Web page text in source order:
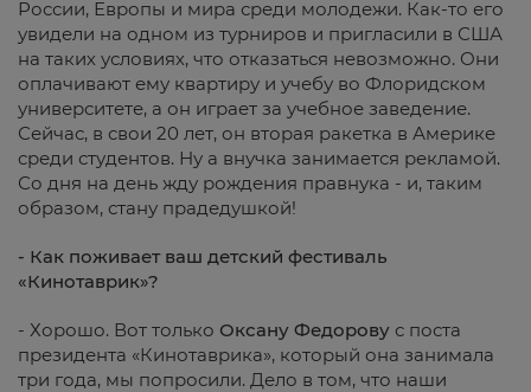
России, Европы и мира среди молодежи. Как-то его
увидели на одном из турниров и пригласили в США
на таких условиях, что отказаться невозможно. Они
оплачивают ему квартиру и учебу во Флоридском
университете, а он играет за учебное заведение.
Сейчас, в свои 20 лет, он вторая ракетка в Америке
среди студентов. Ну а внучка занимается рекламой.
Со дня на день жду рождения правнука - и, таким
образом, стану прадедушкой!
- Как поживает ваш детский фестиваль
«Кинотаврик»?
- Хорошо. Вот только Оксану Федорову с поста
президента «Кинотаврика», который она занимала
три года, мы попросили. Дело в том, что наши